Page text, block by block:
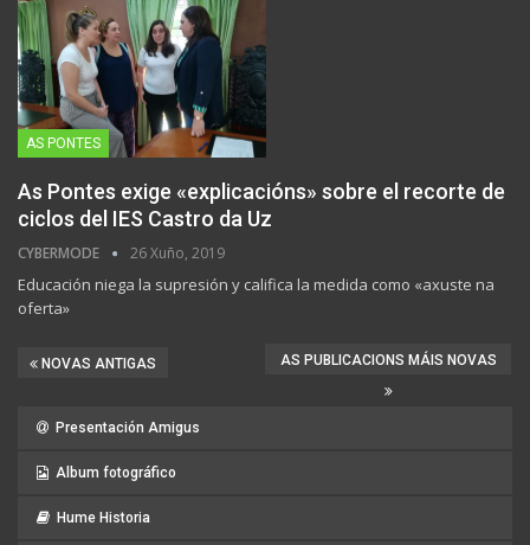
AS PONTES
As Pontes exige «explicacións» sobre el recorte de
ciclos del IES Castro da Uz
CYBERMODE 26 Xuño, 2019
Educación niega la supresión y califica la medida como «axuste na
oferta»
NOVAS ANTIGAS AS PUBLICACIONS MÁIS NOVAS
Presentación Amigus
Album fotográfico
Hume Historia